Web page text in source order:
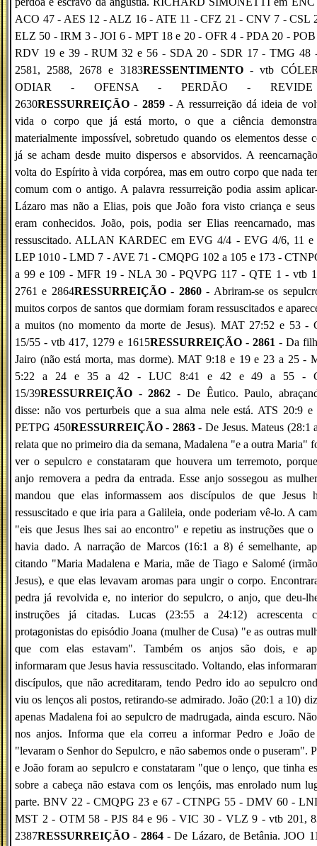
ACO 47 - AES 12 - ALZ 16 - ATE 11 - CFZ 21 - CNV 7 - CSL
ELZ 50 - IRM 3 - JOI 6 - MPT 18 e 20 - OFR 4 - PDA 20 -
RDV 19 e 39 - RUM 32 e 56 - SDA 20 - SDR 17 - TMG 48
2581, 2588, 2678 e 3183RESSENTIMENTO- vtb
ODIAR - OFENSA - PERDÃO -
2630RESSURREIÇÃO - 2859- A ressurreição dá ideia de
vida o corpo que já está morto, o que a ciência
materialmente impossível, sobretudo quando os elementos desse
já se acham desde muito dispersos e absorvidos. A
volta do Espírito à vida corpórea, mas em outro corpo que nada
comum com o antigo. A palavra ressurreição podia assim
Lázaro mas não a Elias, pois que João fora visto criança e seus
eram conhecidos. João, pois, podia ser Elias reencarnado,
ressuscitado. ALLAN KARDEC em EVG 4/4 - EVG 4/6, 11 e
LEP 1010 - LMD 7 - AVE 71 - CMQPG 102 a 105 e 173 -
a 99 e 109 - MFR 19 - NLA 30 - PQVPG 117 - QTE 1 - vtb
2761 e 2864RESSURREIÇÃO- 2860- Abriram-se os
muitos corpos de santos que dormiam foram ressuscitados e
a muitos (no momento da morte de Jesus). MAT 27:52 e 53 -
15/55 - vtb 417, 1279 e 1615RESSURREIÇÃO- 2861 - Da
Jairo (não está morta, mas dorme). MAT 9:18 e 19 e 23 a 25 -
5:22 a 24 e 35 a 42 - LUC 8:41 e 42 e 49 a 55 -
15/39RESSURREIÇÃO -2862 - De Êutico. Paulo,
disse: não vos perturbeis que a sua alma nele está. ATS 20:9
PETPG 450RESSURREIÇÃO- 2863- De Jesus. Mateus (28:1
relata que no primeiro dia da semana, Madalena "e a outra Maria"
ver o sepulcro e constataram que houvera um terremoto,
anjo removera a pedra da entrada. Esse anjo sossegou as
mandou que elas informassem aos discípulos de que Jesus
ressuscitado e que iria para a Galileia, onde poderiam vê-lo. A
"eis que Jesus lhes sai ao encontro" e repetiu as instruções que o
havia dado. A narração de Marcos (16:1 a 8) é semelhante,
citando "Maria Madalena e Maria, mãe de Tiago e Salomé
Jesus), e que elas levavam aromas para ungir o corpo.
pedra já revolvida e, no interior do sepulcro, o anjo, que deu-
instruções já citadas. Lucas (23:55 a 24:12) acrescenta
protagonistas do episódio Joana (mulher de Cusa) "e as outras
que com elas estavam". Também os anjos são dois, e
informaram que Jesus havia ressuscitado. Voltando, elas
discípulos, que não acreditaram, tendo Pedro ido ao sepulcro
viu os lenços ali postos, retirando-se admirado. João (20:1 a 10)
apenas Madalena foi ao sepulcro de madrugada, ainda escuro.
nos anjos. Informa que ela correu a informar Pedro e João
"levaram o Senhor do Sepulcro, e não sabemos onde o puseram".
e João foram ao sepulcro e constataram "que o lenço, que tinha
sobre a cabeça não estava com os lençóis, mas enrolado num
parte. BNV 22 - CMQPG 23 e 67 - CTNPG 55 - DMV 60 -
MST 2 - OTM 58 - PJS 84 e 96 - VIC 30 - VLZ 9 - vtb 201,
2387RESSURREIÇÃO - 2864- De Lázaro, de Betânia. JOO